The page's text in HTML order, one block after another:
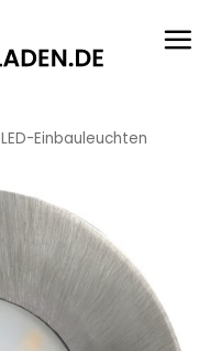
LED-Einbauleuchten